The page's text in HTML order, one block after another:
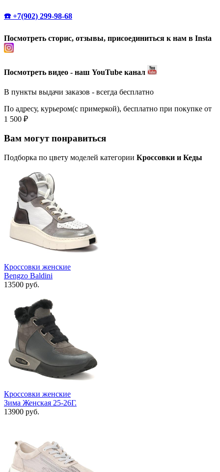
☎️ +7(902) 299-98-68
Посмотреть сторис, отзывы, присоединиться к нам в Insta
Посмотреть видео - наш YouTube канал
В пункты выдачи заказов - всегда бесплатно
По адресу, курьером(с примеркой), бесплатно при покупке от
1 500 ₽
Вам могут понравиться
Подборка по цвету моделей категории Кроссовки и Кеды
Кроссовки женские
Bengzo Baldini
13500 руб.
Кроссовки женские
Зима Женская 25-26Г.
13900 руб.